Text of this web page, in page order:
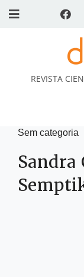
REVISTA
Sem categoria
Sandra